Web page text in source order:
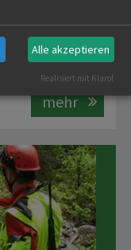
ALS BIO!"
mehr
Alle akzeptieren
Realisiert mit Klaro!